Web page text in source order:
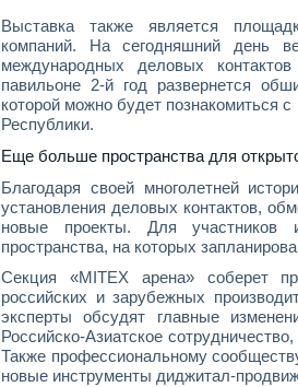
Выставка также является
компаний. На сегодняшний день
международных деловых
павильоне 2-й год развернется
которой можно будет познакомиться
Республики.
Еще больше пространства для
Благодаря своей многолетней
установления деловых контактов,
новые проекты. Для участников
пространства, на которых
Секция «MITEX арена» соберет
российских и зарубежных
эксперты обсудят главные
Российско-Азиатское
Также профессиональному
новые инструменты диджитал-